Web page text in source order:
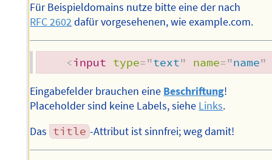
Für Beispieldomains nutze bitte eine der nach
RFC 2602dafür vorgesehenen, wie example.com.
<input type="text" name="name"
Eingabefelder brauchen eine Beschriftung!
Placeholder sind keine Labels, siehe Links.
Das title -Attribut ist sinnfrei; weg damit!